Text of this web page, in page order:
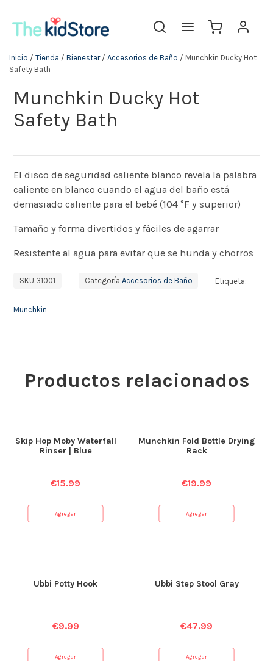
Inicio / Tienda / Bienestar/ Accesorios de Baño / Munchkin Ducky Hot
Safety Bath
Munchkin Ducky Hot
Safety Bath
El disco de seguridad caliente blanco revela la palabra
caliente en blanco cuando el agua del baño está
demasiado caliente para el bebé (104 °F y superior)
Tamaño y forma divertidos y fáciles de agarrar
Resistente al agua para evitar que se hunda y chorros
SKU:31001 Categoría:Accesorios de Baño Etiqueta:
Munchkin
Productos relacionados
Skip Hop Moby Waterfall
Rinser | Blue
€15.99
Agregar
Munchkin Fold Bottle Drying
Rack
€19.99
Agregar
Ubbi Potty Hook
€9.99
Agregar
Ubbi Step Stool Gray
€47.99
Agregar